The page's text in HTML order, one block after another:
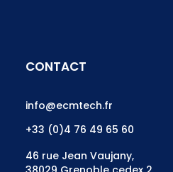
CONTACT
info@ecmtech.fr
+33 (0)4 76 49 65 60
46 rue Jean Vaujany,